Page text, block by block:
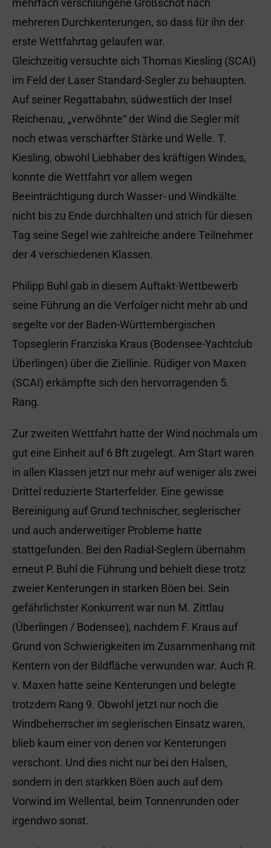
mehrfach verschlungene Großschot nach
mehreren Durchkenterungen, so dass für ihn der
erste Wettfahrtag gelaufen war.
Gleichzeitig versuchte sich Thomas Kiesling (SCAI)
im Feld der Laser Standard-Segler zu behaupten.
Auf seiner Regattabahn, südwestlich der Insel
Reichenau, „verwöhnte“ der Wind die Segler mit
noch etwas verschärfter Stärke und Welle. T.
Kiesling, obwohl Liebhaber des kräftigen Windes,
konnte die Wettfahrt vor allem wegen
Beeinträchtigung durch Wasser- und Windkälte
nicht bis zu Ende durchhalten und strich für diesen
Tag seine Segel wie zahlreiche andere Teilnehmer
der 4 verschiedenen Klassen.
Philipp Buhl gab in diesem Auftakt-Wettbewerb
seine Führung an die Verfolger nicht mehr ab und
segelte vor der Baden-Württembergischen
Topseglerin Franziska Kraus (Bodensee-Yachtclub
Überlingen) über die Ziellinie. Rüdiger von Maxen
(SCAI) erkämpfte sich den hervorragenden 5.
Rang.
Zur zweiten Wettfahrt hatte der Wind nochmals um
gut eine Einheit auf 6 Bft zugelegt. Am Start waren
in allen Klassen jetzt nur mehr auf weniger als zwei
Drittel reduzierte Starterfelder. Eine gewisse
Bereinigung auf Grund technischer, seglerischer
und auch anderweitiger Probleme hatte
stattgefunden. Bei den Radial-Seglern übernahm
erneut P. Buhl die Führung und behielt diese trotz
zweier Kenterungen in starken Böen bei. Sein
gefährlichster Konkurrent war nun M. Zittlau
(Überlingen / Bodensee), nachdem F. Kraus auf
Grund von Schwierigkeiten im Zusammenhang mit
Kentern von der Bildfläche verwunden war. Auch R.
v. Maxen hatte seine Kenterungen und belegte
trotzdem Rang 9. Obwohl jetzt nur noch die
Windbeherrscher im seglerischen Einsatz waren,
blieb kaum einer von denen vor Kenterungen
verschont. Und dies nicht nur bei den Halsen,
sondern in den starkken Böen auch auf dem
Vorwind im Wellental, beim Tonnenrunden oder
irgendwo sonst.